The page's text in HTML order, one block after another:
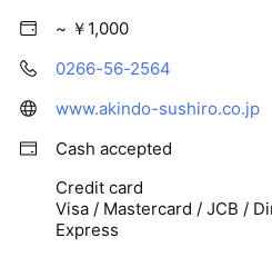
~ ￥1,000
0266-56-2564
www.akindo-sushiro.co.jp
Cash accepted
Credit card
Visa / Mastercard / JCB /
Express